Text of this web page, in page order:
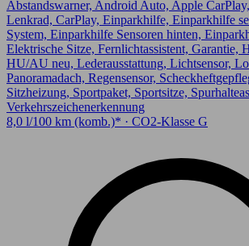
Abstandswarner, Android Auto, Apple
Lenkrad, CarPlay, Einparkhilfe, Einparkhilfe
System, Einparkhilfe Sensoren hinten,
Elektrische Sitze, Fernlichtassistent, Garantie,
HU/AU neu, Lederausstattung, Lichtsensor,
Panoramadach, Regensensor,
Sitzheizung, Sportpaket, Sportsitze,
Verkehrszeichenerkennung
8,0 l/100 km (komb.)* · CO2-Klasse G